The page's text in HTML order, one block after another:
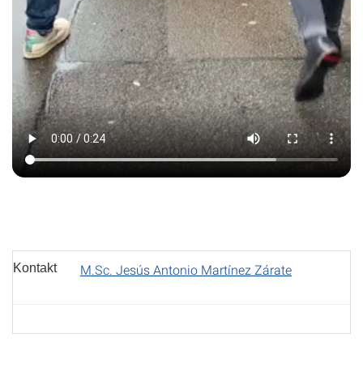
Kontakt M.Sc. Jesús Antonio Martínez Zárate